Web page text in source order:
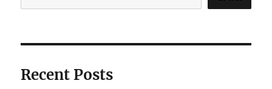
Recent Posts